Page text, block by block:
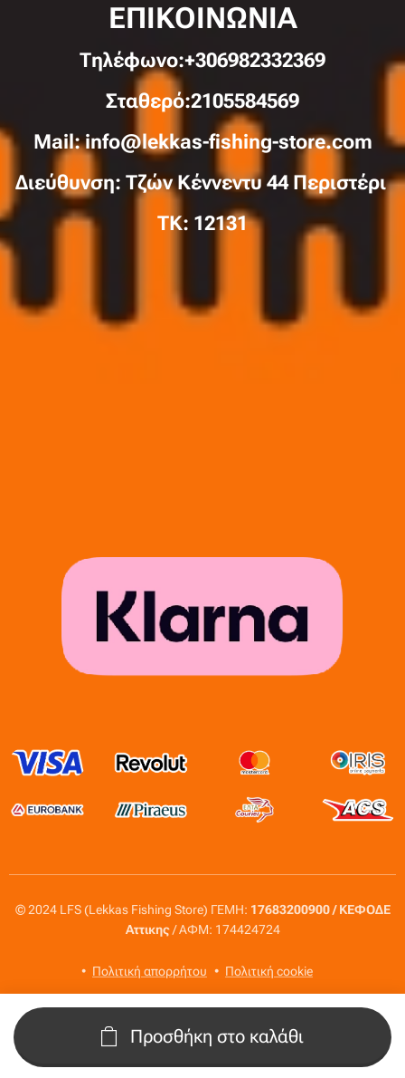
Προσθήκη στο καλάθι
ΕΠΙΚΟΙΝΩΝΙΑ
Τηλέφωνo:+306982332369
Σταθερό:2105584569
Mail: info@lekkas-fishing-store.com
Διεύθυνση: Τζών Κέννεντυ 44 Περιστέρι
TK: 12131
© 2024 LFS (Lekkas Fishing Store) ΓΕΜΗ: 17683200900 / ΚΕΦΟΔΕ
Αττικης/ ΑΦΜ: 174424724
Πολιτική απορρήτου Πολιτική cookie